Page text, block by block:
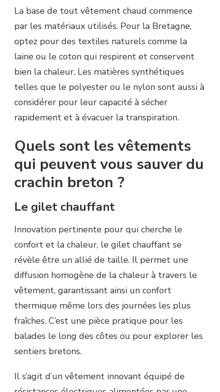
La base de tout vêtement chaud commence
par les matériaux utilisés. Pour la Bretagne,
optez pour des textiles naturels comme la
laine ou le coton qui respirent et conservent
bien la chaleur. Les matières synthétiques
telles que le polyester ou le nylon sont aussi à
considérer pour leur capacité à sécher
rapidement et à évacuer la transpiration.
Quels sont les vêtements
qui peuvent vous sauver du
crachin breton ?
Le gilet chauffant
Innovation pertinente pour qui cherche le
confort et la chaleur, le gilet chauffant se
révèle être un allié de taille. Il permet une
diffusion homogène de la chaleur à travers le
vêtement, garantissant ainsi un confort
thermique même lors des journées les plus
fraîches. C’est une pièce pratique pour les
balades le long des côtes ou pour explorer les
sentiers bretons.
Il s’agit d’un vêtement innovant équipé de